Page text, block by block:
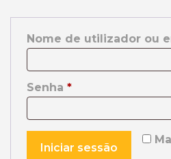
Nome de utilizador ou
Senha *Obrigatório
Iniciar sessão